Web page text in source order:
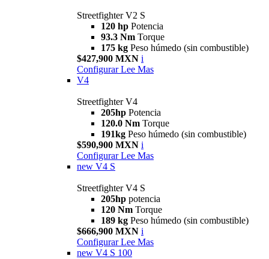
Streetfighter V2 S
120 hp Potencia
93.3 Nm Torque
175 kg Peso húmedo (sin combustible)
$427,900 MXN i
Configurar Lee Mas
V4
Streetfighter V4
205hp Potencia
120.0 Nm Torque
191kg Peso húmedo (sin combustible)
$590,900 MXN i
Configurar Lee Mas
new V4 S
Streetfighter V4 S
205hp potencia
120 Nm Torque
189 kg Peso húmedo (sin combustible)
$666,900 MXN i
Configurar Lee Mas
new V4 S 100